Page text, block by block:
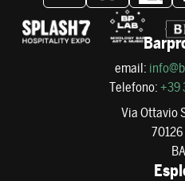
email:
Telefono: +39
Via Ottavio
BA